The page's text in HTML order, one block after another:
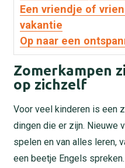
Een vriendje of
vakantie
Op naar een
Zomerkampen
op zichzelf
Voor veel kinderen is een
dingen die er zijn. Nieuwe
spelen en van alles leren,
een beetje Engels